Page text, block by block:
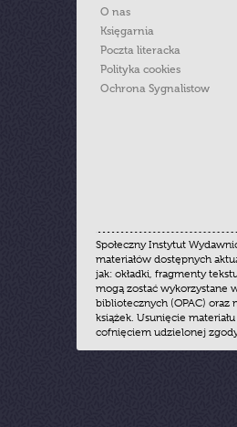
O nas
Księgarnia
Poczta literacka
Polityka cookies
Ochrona Sygnalistow
Społeczny Instytut
materiałów dostępnych
jak: okładki, fragmenty
mogą zostać wykorzystane
bibliotecznych (OPAC) oraz
książek. Usunięcie
cofnięciem udzielonej